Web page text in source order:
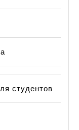
студентов